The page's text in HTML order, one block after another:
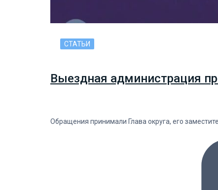
СТАТЬИ
Выездная администрация
Обращения принимали Глава округа, его